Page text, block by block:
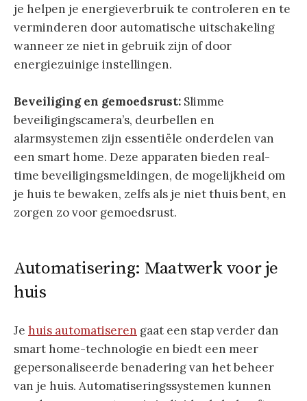
je helpen je energieverbruik te controleren en te
verminderen door automatische uitschakeling
wanneer ze niet in gebruik zijn of door
energiezuinige instellingen.
Beveiliging en gemoedsrust: Slimme
beveiligingscamera’s, deurbellen en
alarmsystemen zijn essentiële onderdelen van
een smart home. Deze apparaten bieden real-
time beveiligingsmeldingen, de mogelijkheid om
je huis te bewaken, zelfs als je niet thuis bent, en
zorgen zo voor gemoedsrust.
Automatisering: Maatwerk voor je
huis
Je huis automatiseren gaat een stap verder dan
smart home-technologie en biedt een meer
gepersonaliseerde benadering van het beheer
van je huis. Automatiseringssystemen kunnen